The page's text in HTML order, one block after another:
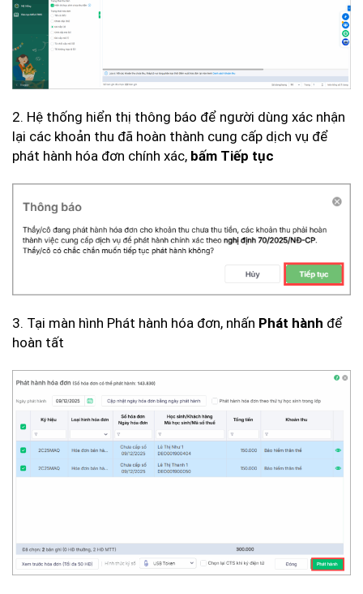
2. Hệ thống hiển thị thông báo để người dùng xác nhận
lại các khoản thu đã hoàn thành cung cấp dịch vụ để
phát hành hóa đơn chính xác, bấm Tiếp tục
3. Tại màn hình Phát hành hóa đơn, nhấn Phát hành để
hoàn tất